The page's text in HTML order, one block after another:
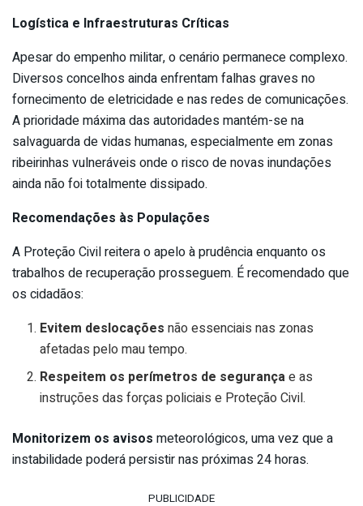
Logística e Infraestruturas Críticas
Apesar do empenho militar, o cenário permanece complexo.
Diversos concelhos ainda enfrentam falhas graves no
fornecimento de eletricidade e nas redes de comunicações.
A prioridade máxima das autoridades mantém-se na
salvaguarda de vidas humanas, especialmente em zonas
ribeirinhas vulneráveis onde o risco de novas inundações
ainda não foi totalmente dissipado.
Recomendações às Populações
A Proteção Civil reitera o apelo à prudência enquanto os
trabalhos de recuperação prosseguem. É recomendado que
os cidadãos:
Evitem deslocações não essenciais nas zonas
afetadas pelo mau tempo.
Respeitem os perímetros de segurançae as
instruções das forças policiais e Proteção Civil.
Monitorizem os avisos meteorológicos, uma vez que a
instabilidade poderá persistir nas próximas 24 horas.
PUBLICIDADE